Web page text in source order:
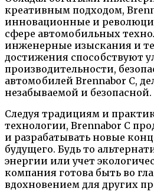
креативным подходом,
инновационные и
сфере автомобильных
инженерные изыскания и
достижения способствуют
производительности,
автомобилей Brennabor C,
незабываемой и безопасной.
Следуя традициям и
технологии, Brennabor C
и разрабатывать новые
будущего. Будь то
энергии или учет
компания готова быть во
вдохновением для других